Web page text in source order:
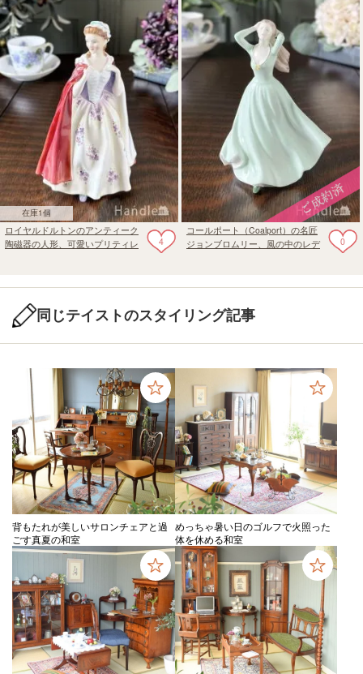
在庫1個
4
ロイヤルドルトンのアンティーク
陶磁器の人形、可愛いプリティレ
0
コールポート（Coalport）の名匠
ジョンブロムリー、風の中のレデ
同じテイストのスタイリング記事
背もたれが美しいサロンチェアと過
ごす真夏の和室
めっちゃ暑い日のゴルフで火照った
体を休める和室